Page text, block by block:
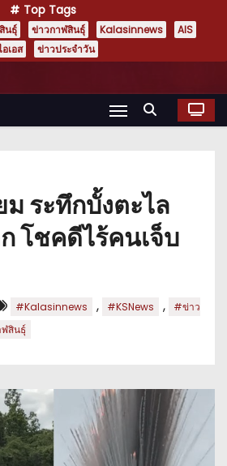
Top Tags
นธุ์ ข่าวกาฬสินธุ์ Kalasinnews
AIS
อเอส
ข่าวประจำวัน
ม ระทึกบั้งตะไล
โชคดีไร้คนเจ็บ
#Kalasinnews , #KSNews ,
#ข่าว
สินธุ์